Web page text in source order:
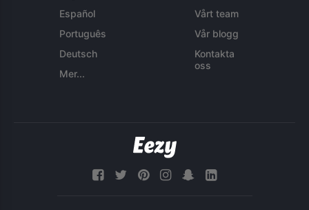
Español
Português
Deutsch
Mer...
Vårt team
Vår blogg
Kontakta
oss